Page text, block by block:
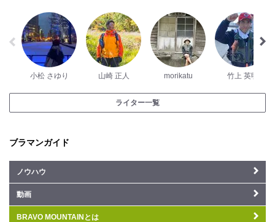
小松 さゆり 山崎 正人 morikatu 竹上 英明
ライター一覧
ブラマンガイド
ノウハウ
動画
BRAVO MOUNTAINとは